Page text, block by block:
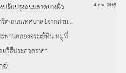
ปร่งใส
ปรับปรุงถนนลาดยางผิว
ต ถนนเทศบาล1จากสาม
พานคลองจระเข้หิน หมู่ที่
วิธีประกวดราคา
4 ก.พ. 2569